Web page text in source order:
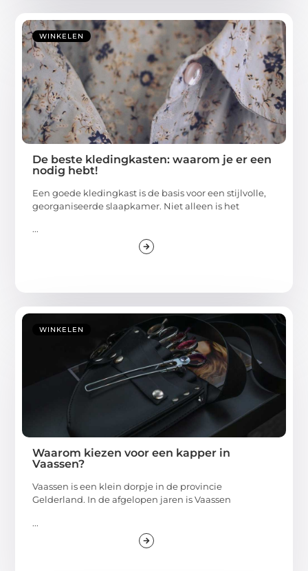
WINKELEN
De beste kledingkasten: waarom je er een
nodig hebt!
Een goede kledingkast is de basis voor een stijlvolle,
georganiseerde slaapkamer. Niet alleen is het
...
WINKELEN
Waarom kiezen voor een kapper in
Vaassen?
Vaassen is een klein dorpje in de provincie
Gelderland. In de afgelopen jaren is Vaassen
...